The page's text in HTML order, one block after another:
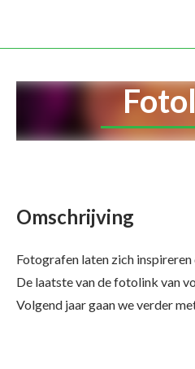
Omschrijving
Fotografen laten zich
De laatste van de fotolink van
Volgend jaar gaan we verder